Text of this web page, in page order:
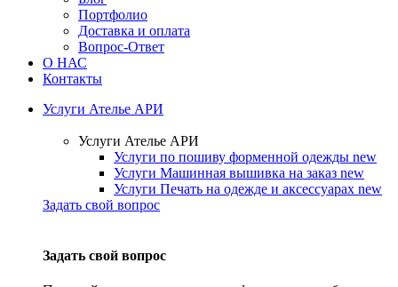
Портфолио
Доставка и оплата
Вопрос-Ответ
О НАС
Контакты
Услуги Ателье АРИ
Услуги Ателье АРИ
Услуги по пошиву форменной одежды new
Услуги Машинная вышивка на заказ new
Услуги Печать на одежде и аксессуарах new
Задать свой вопрос
Задать свой вопрос